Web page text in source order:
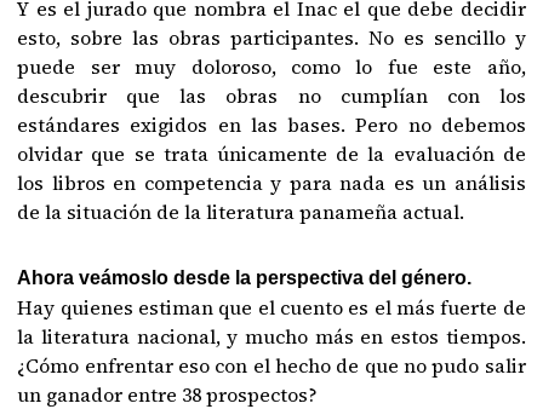
Y es el jurado que nombra el Inac el que debe decidir
esto, sobre las obras participantes. No es sencillo y
puede ser muy doloroso, como lo fue este año,
descubrir que las obras no cumplían con los
estándares exigidos en las bases. Pero no debemos
olvidar que se trata únicamente de la evaluación de
los libros en competencia y para nada es un análisis
de la situación de la literatura panameña actual.
Ahora veámoslo desde la perspectiva del género.
Hay quienes estiman que el cuento es el más fuerte de
la literatura nacional, y mucho más en estos tiempos.
¿Cómo enfrentar eso con el hecho de que no pudo salir
un ganador entre 38 prospectos?